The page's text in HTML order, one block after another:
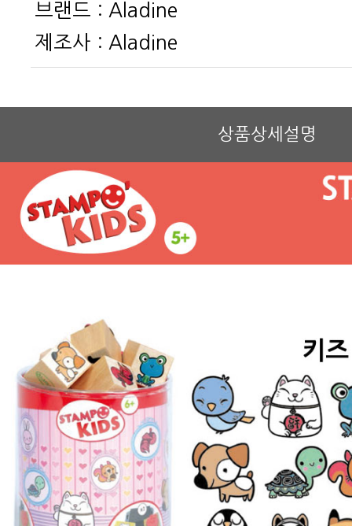
브랜드 : Aladine
제조사 : Aladine
상품상세설명